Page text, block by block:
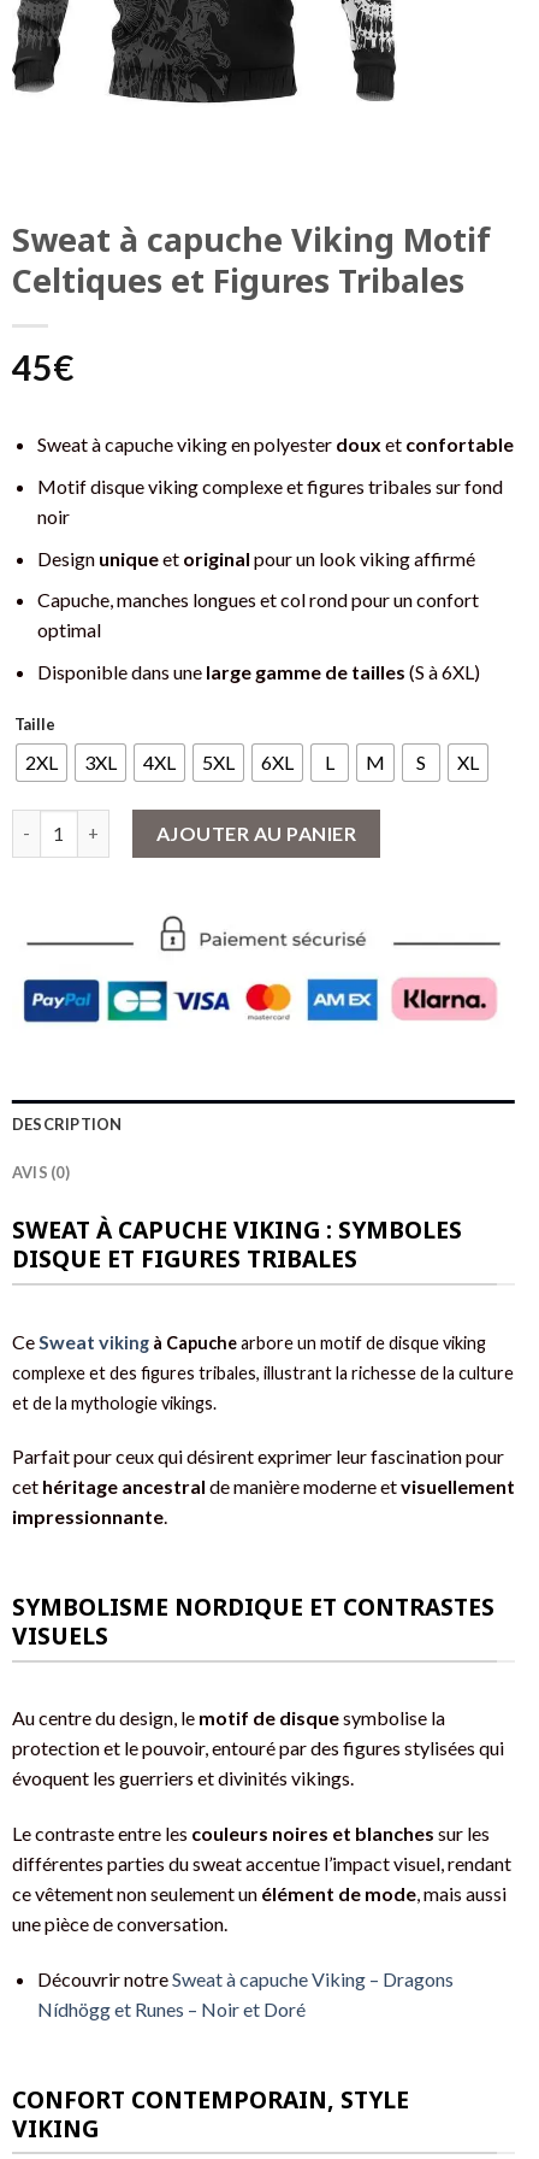
Sweat à capuche Viking Motif
Celtiques et Figures Tribales
45€
Sweat à capuche viking en polyester doux et confortable
Motif disque viking complexe et figures tribales sur fond
noir
Design uniqueet original pour un look viking affirmé
Capuche, manches longues et col rond pour un confort
optimal
Disponible dans une large gamme de tailles (S à 6XL)
Taille
2XL 3XL 4XL 5XL 6XL L M S XL
AJOUTER AU PANIER
DESCRIPTION
AVIS (0)
SWEAT À CAPUCHE VIKING : SYMBOLES
DISQUE ET FIGURES TRIBALES
Ce Sweat viking à Capuchearbore un motif de disque viking
complexe et des figures tribales, illustrant la richesse de la culture
et de la mythologie vikings.
Parfait pour ceux qui désirent exprimer leur fascination pour
cet héritage ancestral de manière moderne etvisuellement
impressionnante.
SYMBOLISME NORDIQUE ET CONTRASTES
VISUELS
Au centre du design, le motif de disquesymbolise la
protection et le pouvoir, entouré par des figures stylisées qui
évoquent les guerriers et divinités vikings.
Le contraste entre les couleurs noires et blanches sur les
différentes parties du sweat accentue l’impact visuel, rendant
ce vêtement non seulement un élément de mode, mais aussi
une pièce de conversation.
Découvrir notreSweat à capuche Viking – Dragons
Nídhögg et Runes – Noir et Doré
CONFORT CONTEMPORAIN, STYLE
VIKING